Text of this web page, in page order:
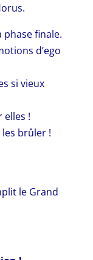
finale.
d’ego
si vieux
elles !
brûler !
le Grand